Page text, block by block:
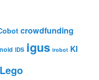
crowdfunding
IDS igus irobot KI
Lego